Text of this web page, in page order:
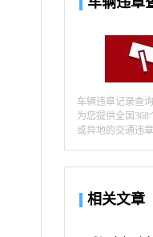
车辆违章记录查
为您提供全国
或异地的交通违章
相关文章